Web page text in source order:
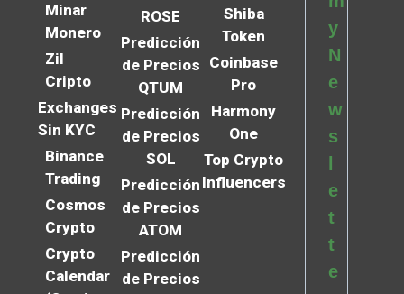
Minar
Monero
Zil
Cripto
Exchanges
Sin KYC
Binance
Trading
Cosmos
Crypto
Crypto
Calendar
ROSE
Predicción
de Precios
QTUM
Predicción
de Precios
SOL
Predicción
de Precios
ATOM
Predicción
de Precios
Shiba
Token
Coinbase
Pro
Harmony
One
Top Crypto
Influencers
y
N
e
w
s
e
t
t
e